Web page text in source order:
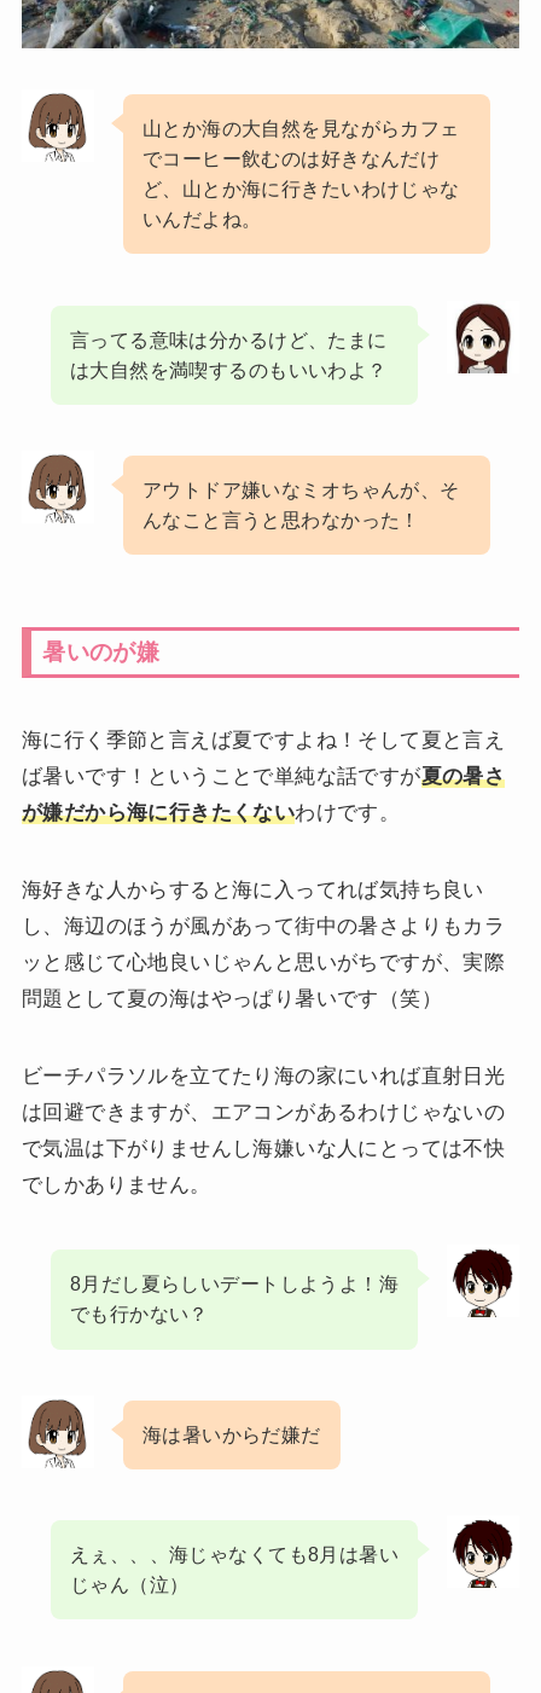
山とか海の大自然を見ながらカフェ
でコーヒー飲むのは好きなんだけ
ど、山とか海に行きたいわけじゃな
いんだよね。
言ってる意味は分かるけど、たまに
は大自然を満喫するのもいいわよ？
アウトドア嫌いなミオちゃんが、そ
んなこと言うと思わなかった！
暑いのが嫌
海に行く季節と言えば夏ですよね！そして夏と言え
ば暑いです！ということで単純な話ですが夏の暑さ
が嫌だから海に行きたくないわけです。
海好きな人からすると海に入ってれば気持ち良い
し、海辺のほうが風があって街中の暑さよりもカラ
ッと感じて心地良いじゃんと思いがちですが、実際
問題として夏の海はやっぱり暑いです（笑）
ビーチパラソルを立てたり海の家にいれば直射日光
は回避できますが、エアコンがあるわけじゃないの
で気温は下がりませんし海嫌いな人にとっては不快
でしかありません。
8月だし夏らしいデートしようよ！海
でも行かない？
海は暑いからだ嫌だ
えぇ、、、海じゃなくても8月は暑い
じゃん（泣）